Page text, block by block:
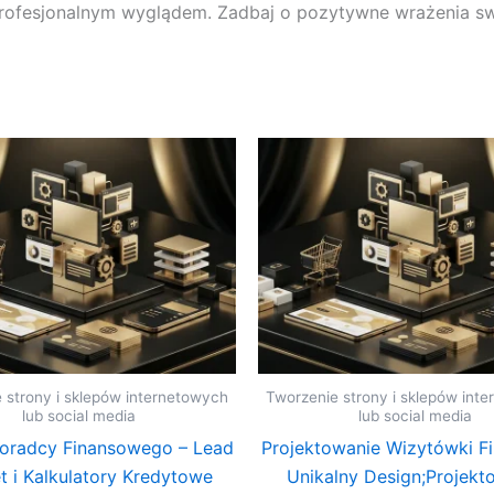
wyglądem. Zadbaj o pozytywne wrażenia
strony i sklepów internetowych
lub social media
Finansowego – Lead
i Kalkulatory Kredytowe
Tworzenie strony i sklepów
lub social media
Projektowanie Wizytówki
Unikalny